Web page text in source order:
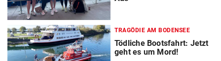
TRAGÖDIE AM BODENSEE
Tödliche Bootsfahrt: Jetzt
geht es um Mord!